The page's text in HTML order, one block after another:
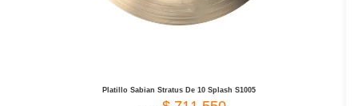
Platillo Sabian Stratus De 10 Splash S1005